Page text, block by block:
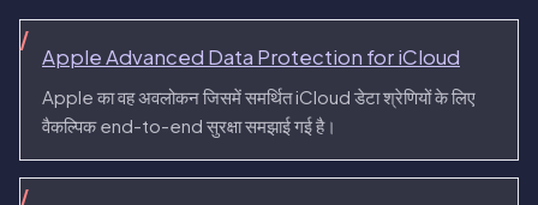
Apple Advanced Data Protection for iCloud
Apple का वह अवलोकन जिसमें समर्थित iCloud डेटा श्रेणियों के लिए
वैकल्पिक end-to-end सुरक्षा समझाई गई है।